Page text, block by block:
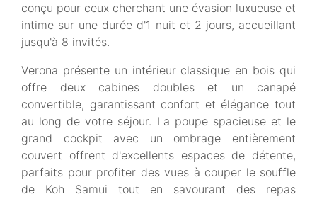
conçu pour ceux cherchant une évasion luxueuse et
intime sur une durée d'1 nuit et 2 jours, accueillant
jusqu'à 8 invités.
Verona présente un intérieur classique en bois qui
offre deux cabines doubles et un canapé
convertible, garantissant confort et élégance tout
au long de votre séjour. La poupe spacieuse et le
grand cockpit avec un ombrage entièrement
couvert offrent d'excellents espaces de détente,
parfaits pour profiter des vues à couper le souffle
de Koh Samui tout en savourant des repas